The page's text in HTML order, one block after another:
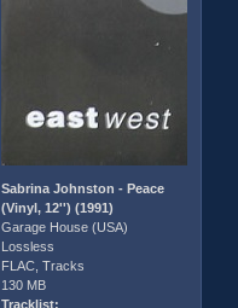
Sabrina Johnston - Peace
(Vinyl, 12'') (1991)
Garage House (USA)
Lossless
FLAC, Tracks
130 MB
Tracklist: